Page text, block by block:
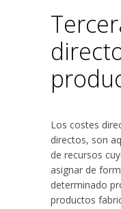
Los costes
directos, son
de recursos
asignar de
determinado
productos